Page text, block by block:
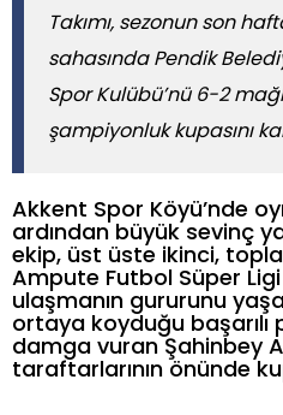
Takımı, sezonun son
sahasında Pendik
Spor Kulübü’nü 6-2
şampiyonluk kupasını
Akkent Spor Köyü’nde
ardından büyük sevinç
ekip, üst üste ikinci,
Ampute Futbol Süper
ulaşmanın gururunu
ortaya koyduğu
damga vuran Şahinbey
taraftarlarının önünde